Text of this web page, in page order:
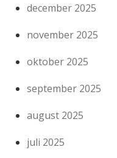
december 2025
november 2025
oktober 2025
september 2025
august 2025
juli 2025